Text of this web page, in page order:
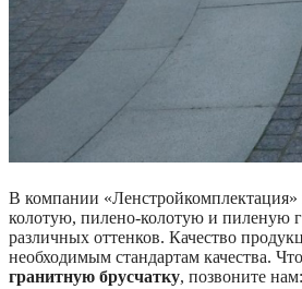
В компании
колотую, пилено-колотую и пиленую
различных оттенков. Качество
необходимым стандартам качества.
гранитную брусчатку, позвоните